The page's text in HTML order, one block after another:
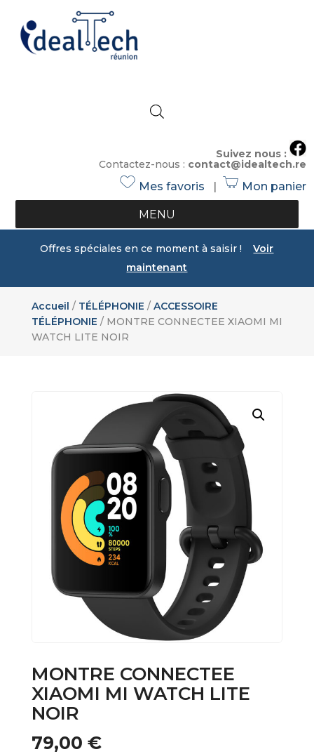
Suivez nous :
Contactez-nous : contact@idealtech.re
h
ar
t
ic
o
n
Mes favoris
s
o
p
o
Mon panier
MENU
Offres spéciales en ce moment à saisir !Voir
maintenant
Accueil / TÉLÉPHONIE / ACCESSOIRE
TÉLÉPHONIE / MONTRE CONNECTEE XIAOMI MI
WATCH LITE NOIR
MONTRE CONNECTEE
XIAOMI MI WATCH LITE
NOIR
79,00 €